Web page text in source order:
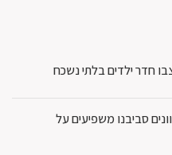
חדר ילדים בלתי נשכח
סביבנו משפיעים על